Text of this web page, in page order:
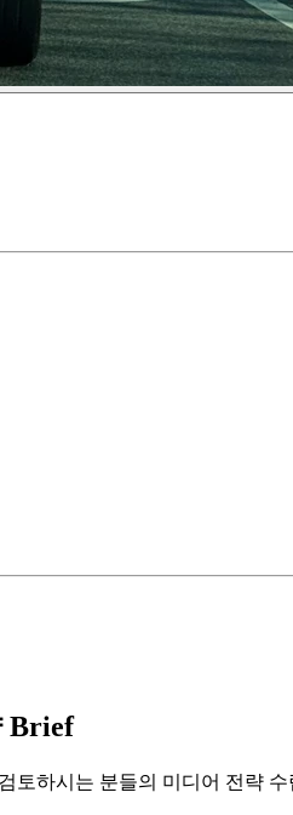
Brief
하시는 분들의 미디어 전략